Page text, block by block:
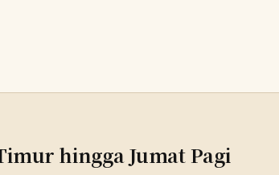
hingga Jumat Pagi